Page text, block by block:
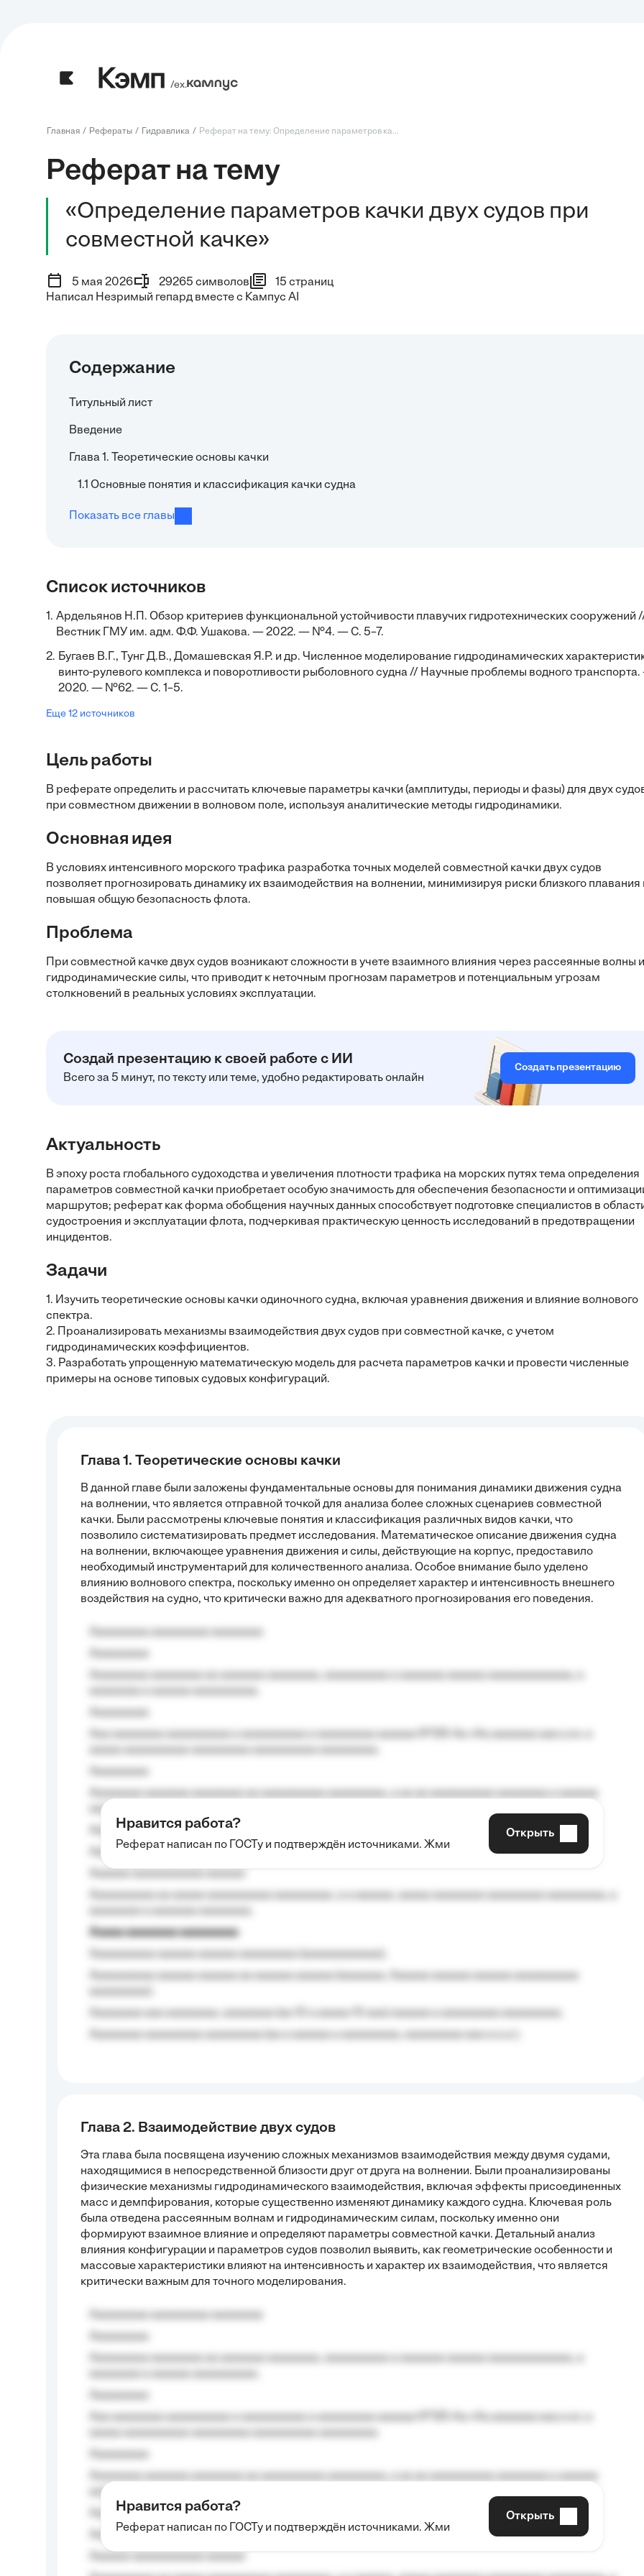
/ех.
Главная Рефераты Гидравлика Реферат на тему: Определение параметров ка...
Реферат на тему
«Определение параметров качки двух судов при
совместной качке»
5 мая 2026 29265 символов
15 страниц
Написал Незримый гепард вместе с Кампус AI
Содержание
Титульный лист
Введение
Глава 1. Теоретические основы качки
1.1 Основные понятия и классификация качки судна
Показать все главы
Список источников
1. Ардельянов Н.П. Обзор критериев функциональной устойчивости плавучих гидротехнических сооружений
Вестник ГМУ им. адм. Ф.Ф. Ушакова. — 2022. — №4. — С. 5–7.
2. Бугаев В.Г., Тунг Д.В., Домашевская Я.Р. и др. Численное моделирование гидродинамических
винто-рулевого комплекса и поворотливости рыболовного судна // Научные проблемы водного
2020. — №62. — С. 1–5.
Еще 12 источников
Цель работы
В реферате определить и рассчитать ключевые параметры качки (амплитуды, периоды и фазы) для двух
при совместном движении в волновом поле, используя аналитические методы гидродинамики.
Основная идея
В условиях интенсивного морского трафика разработка точных моделей совместной качки двух судов
позволяет прогнозировать динамику их взаимодействия на волнении, минимизируя риски близкого плавания
повышая общую безопасность флота.
Проблема
При совместной качке двух судов возникают сложности в учете взаимного влияния через рассеянные волны и
гидродинамические силы, что приводит к неточным прогнозам параметров и потенциальным угрозам
столкновений в реальных условиях эксплуатации.
Создай презентацию к своей работе с ИИ
Всего за 5 минут, по тексту или теме, удобно редактировать онлайн
Создать презентацию
Актуальность
В эпоху роста глобального судоходства и увеличения плотности трафика на морских путях тема определения
параметров совместной качки приобретает особую значимость для обеспечения безопасности и
маршрутов; реферат как форма обобщения научных данных способствует подготовке специалистов в
судостроения и эксплуатации флота, подчеркивая практическую ценность исследований в предотвращении
инцидентов.
Задачи
1. Изучить теоретические основы качки одиночного судна, включая уравнения движения и влияние волнового
спектра.
2. Проанализировать механизмы взаимодействия двух судов при совместной качке, с учетом
гидродинамических коэффициентов.
3. Разработать упрощенную математическую модель для расчета параметров качки и провести численные
примеры на основе типовых судовых конфигураций.
Глава 1. Теоретические основы качки
В данной главе были заложены фундаментальные основы для понимания динамики движения судна
на волнении, что является отправной точкой для анализа более сложных сценариев совместной
качки. Были рассмотрены ключевые понятия и классификация различных видов качки, что
позволило систематизировать предмет исследования. Математическое описание движения судна
на волнении, включающее уравнения движения и силы, действующие на корпус, предоставило
необходимый инструментарий для количественного анализа. Особое внимание было уделено
влиянию волнового спектра, поскольку именно он определяет характер и интенсивность внешнего
воздействия на судно, что критически важно для адекватного прогнозирования его поведения.
aaaa aaaa.
Aaaaaaaaa
Aaaaaaaaaa aa aaa aaaaaaaaa, a aaa aaaaaaaaaa aaa, a aaaaaaaaaa, aaaaaa aaaaaa a aaaaaa.
Aaaaa aaaaaaaa aaaaaaaaa
Нравится работа?
Реферат написан по ГОСТу и подтверждён источниками. Жми
Открыть
Глава 2. Взаимодействие двух судов
Эта глава была посвящена изучению сложных механизмов взаимодействия между двумя судами,
находящимися в непосредственной близости друг от друга на волнении. Были проанализированы
физические механизмы гидродинамического взаимодействия, включая эффекты присоединенных
масс и демпфирования, которые существенно изменяют динамику каждого судна. Ключевая роль
была отведена рассеянным волнам и гидродинамическим силам, поскольку именно они
формируют взаимное влияние и определяют параметры совместной качки. Детальный анализ
влияния конфигурации и параметров судов позволил выявить, как геометрические особенности и
массовые характеристики влияют на интенсивность и характер их взаимодействия, что является
критически важным для точного моделирования.
aaaa aaaa.
Aaaaaaaaa
Aaaaaaaaaa aa aaa aaaaaaaaa, a aaa aaaaaaaaaa aaa, a aaaaaaaaaa, aaaaaa aaaaaa a aaaaaa.
Нравится работа?
Реферат написан по ГОСТу и подтверждён источниками. Жми
Открыть